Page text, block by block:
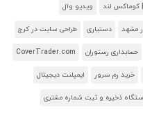
کوماکس لند ویدیو وال
مشهد دستیاری طراحی سایت در کرج
حسابداری رستوران CoverTrader.com
خرید رم سرور ایمپلنت دیجیتال
ذخیره و ثبت شماره مشتری